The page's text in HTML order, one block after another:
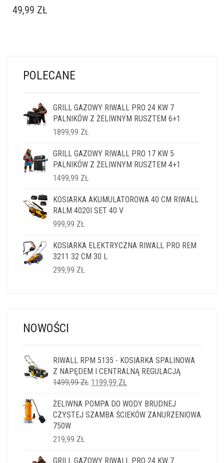
49,99 ZŁ
POLECANE
GRILL GAZOWY RIWALL PRO 24 KW 7
PALNIKÓW Z ŻELIWNYM RUSZTEM 6+1
1899,99 ZŁ
GRILL GAZOWY RIWALL PRO 17 KW 5
PALNIKÓW Z ŻELIWNYM RUSZTEM 4+1
1499,99 ZŁ
KOSIARKA AKUMULATOROWA 40 CM RIWALL
RALM 4020I SET 40 V
999,99 ZŁ
KOSIARKA ELEKTRYCZNA RIWALL PRO REM
3211 32 CM 30 L
299,99 ZŁ
NOWOŚCI
RIWALL RPM 5135 - KOSIARKA SPALINOWA
Z NAPĘDEM I CENTRALNĄ REGULACJĄ
1499,99ZŁ PIERWOTNA
WYNOSIŁA:
1499,99 ZŁ.
1199,99 ZŁ
WYNOSI:
1199,99 ZŁ.
ŻELIWNA POMPA DO WODY BRUDNEJ
CZYSTEJ SZAMBA ŚCIEKÓW ZANURZENIOWA
750W
219,99 ZŁ
GRILL GAZOWY RIWALL PRO 24 KW 7